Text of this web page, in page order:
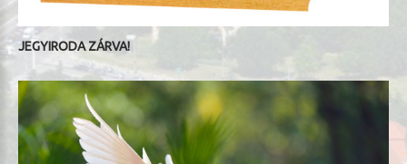
JEGYIRODA ZÁRVA!